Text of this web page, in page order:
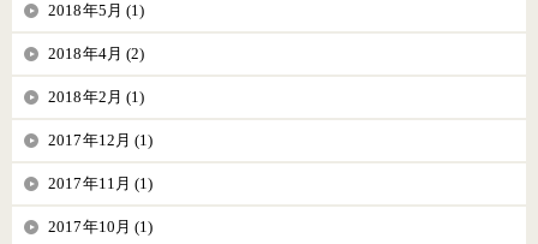
2018年5月 (1)
2018年4月 (2)
2018年2月 (1)
2017年12月 (1)
2017年11月 (1)
2017年10月 (1)